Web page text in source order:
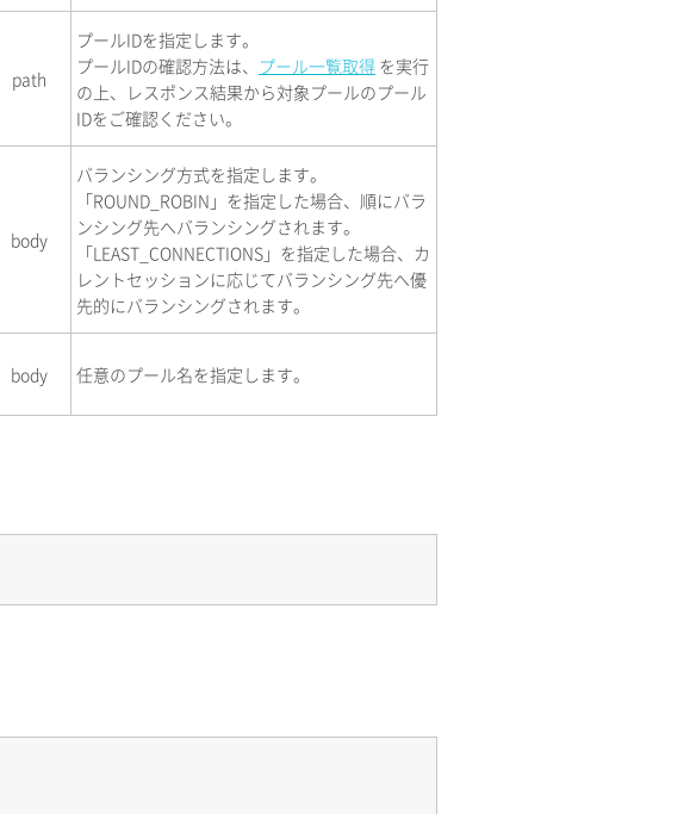
path
プールIDを指定します。
プールIDの確認方法は、 プール一覧取得 を実行
の上、レスポンス結果から対象プールのプール
IDをご確認ください。
body
バランシング方式を指定します。
「ROUND_ROBIN」を指定した場合、順にバラ
ンシング先へバランシングされます。
「LEAST_CONNECTIONS」を指定した場合、カ
レントセッションに応じてバランシング先へ優
先的にバランシングされます。
body 任意のプール名を指定します。